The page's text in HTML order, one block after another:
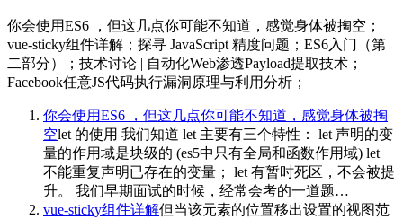
你会使用ES6 ，但这几点你可能不知道，感觉身体被掏空；
vue-sticky组件详解；探寻 JavaScript 精度问题；ES6入门（第
二部分）；技术讨论 | 自动化Web渗透Payload提取技术；
Facebook任意JS代码执行漏洞原理与利用分析；
你会使用ES6 ，但这几点你可能不知道，感觉身体被掏
空let 的使用 我们知道 let 主要有三个特性： let 声明的变
量的作用域是块级的 (es5中只有全局和函数作用域) let
不能重复声明已存在的变量； let 有暂时死区，不会被提
升。 我们早期面试的时候，经常会考的一道题…
vue-sticky组件详解但当该元素的位置移出设置的视图范